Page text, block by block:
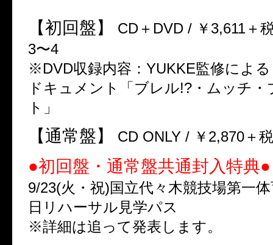
【初回盤】
CD＋DVD / ￥3,611＋
3〜4
※DVD収録内容：YUKKE監修によ
ドキュメント「ブレル!?・ムッチ
ト」
【通常盤】 CD ONLY / ￥2,870＋
●初回盤・通常盤共通封入特典●
9/23(火・祝)国立代々木競技場第一
日リハーサル見学パス
※詳細は追って発表します。